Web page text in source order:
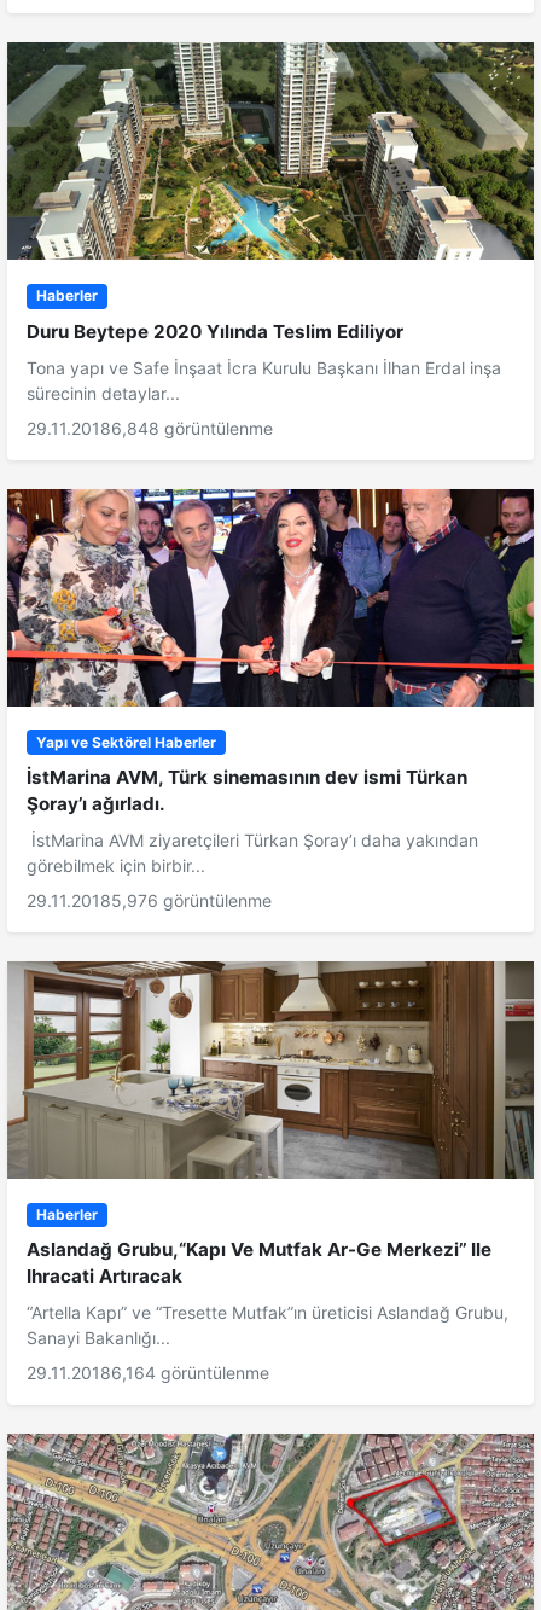
Haberler
Duru Beytepe 2020 Yılında Teslim Ediliyor
Tona yapı ve Safe İnşaat İcra Kurulu Başkanı İlhan Erdal inşa
sürecinin detaylar...
29.11.20186,848 görüntülenme
Yapı ve Sektörel Haberler
İstMarina AVM, Türk sinemasının dev ismi Türkan
Şoray’ı ağırladı.
İstMarina AVM ziyaretçileri Türkan Şoray’ı daha yakından
görebilmek için birbir...
29.11.20185,976 görüntülenme
Haberler
Aslandağ Grubu,“Kapı Ve Mutfak Ar-Ge Merkezi’’ Ile
Ihracati Artıracak
“Artella Kapı” ve “Tresette Mutfak”ın üreticisi Aslandağ Grubu,
Sanayi Bakanlığı...
29.11.20186,164 görüntülenme